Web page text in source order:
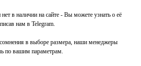
в наличии на сайте - Вы можете узнать о её
нам в Telegram.
в выборе размера, наши менеджеры
по вашим параметрам.